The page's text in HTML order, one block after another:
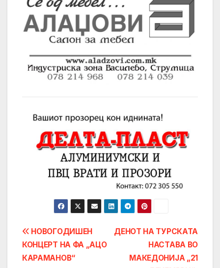
Post
navigation
ДЕНОТ НА ТУРСКАТА
НАСТАВА ВО
МАКЕДОНИЈА „21
НОВОГОДИШЕН
КОНЦЕРТ НА ФА „АЦО
КАРАМАНОВ“